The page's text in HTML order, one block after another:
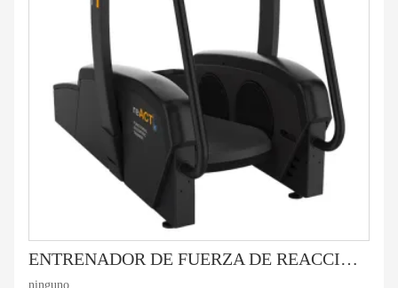
ENTRENADOR DE FUERZA DE REACCIÓN - HE-9000D
ninguno